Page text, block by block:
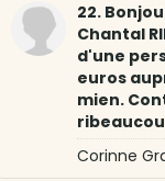
22.
Chantal
d'une
euros
mien.
Corinne